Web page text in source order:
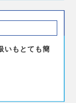
いもとても簡